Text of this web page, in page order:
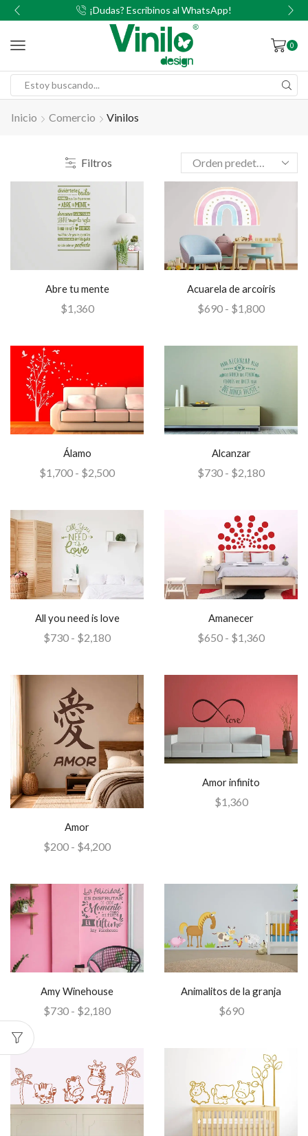
¡Dudas? Escribinos al WhatsApp!
0
Inicio Comercio Vinilos
Filtros
Abre tu mente
$1,360
Acuarela de arcoiris
$690 - $1,800
Álamo
$1,700 - $2,500
Alcanzar
$730 - $2,180
All you need is love
$730 - $2,180
Amanecer
$650 - $1,360
Amor
$200 - $4,200
Amor infinito
$1,360
Amy Winehouse
$730 - $2,180
Animalitos de la granja
$690